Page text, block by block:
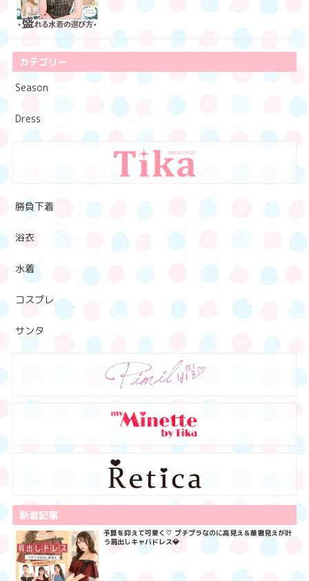
カテゴリー
Season
Dress
勝負下着
浴衣
水着
コスプレ
サンタ
新着記事
予算を抑えて可愛く♡ プチプラなのに高見え＆華奢見えが叶
う肩出しキャバドレス💎